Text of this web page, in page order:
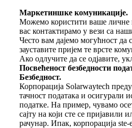
Маркетиншке комуникације.
Можемо користити ваше личне
вас контактирамо у вези са
Често вам дајемо могућност
зауставите пријем те врсте
Ако одлучите да се одјавите,
Посвећеност безбедности
Безбедност.
Корпорација Solarwaytech
тачност података и осигурали
податке. На пример, чувамо
сајту на који сте се
рачунар. Ипак, корпорација